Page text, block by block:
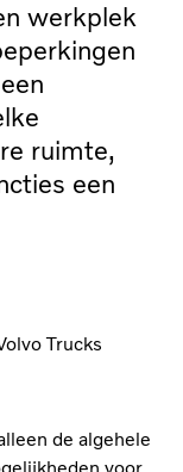
werkplek
ruimte,
een
Trucks
de algehele